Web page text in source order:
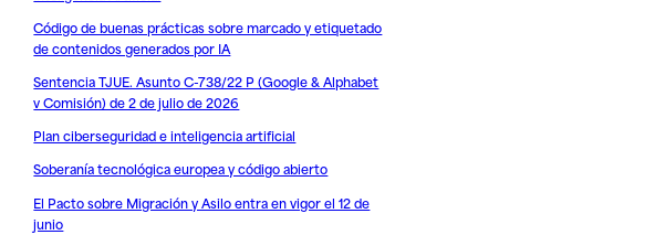
Código de buenas prácticas sobre marcado y etiquetado
de contenidos generados por IA
Sentencia TJUE. Asunto C-738/22 P (Google & Alphabet
v Comisión) de 2 de julio de 2026
Plan ciberseguridad e inteligencia artificial
Soberanía tecnológica europea y código abierto
El Pacto sobre Migración y Asilo entra en vigor el 12 de
junio